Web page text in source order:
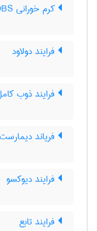
کرم خورانی DBS
فرایند دولاود
فرایند ذوب
فریاند
فرایند دیوکسو
فرایند تابع